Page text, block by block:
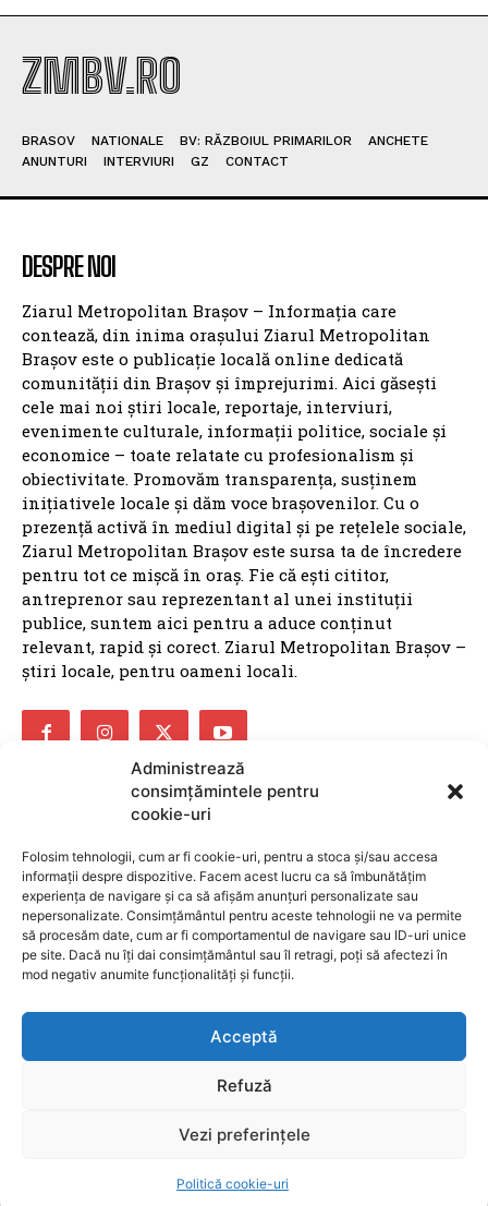
Administrează
consimțămintele pentru
cookie-uri
Folosim tehnologii, cum ar fi cookie-uri, pentru a stoca și/sau accesa
informații despre dispozitive. Facem acest lucru ca să îmbunătățim
experiența de navigare și ca să afișăm anunțuri personalizate sau
nepersonalizate. Consimțământul pentru aceste tehnologii ne va permite
să procesăm date, cum ar fi comportamentul de navigare sau ID-uri unice
pe site. Dacă nu îți dai consimțământul sau îl retragi, poți să afectezi în
mod negativ anumite funcționalități și funcții.
Acceptă
Refuză
Vezi preferințele
Politică cookie-uri
ZMBV.RO
BRASOV NATIONALE BV: RĂZBOIUL PRIMARILOR
ANCHETE
ANUNTURI
INTERVIURI GZ CONTACT
DESPRE NOI
Ziarul Metropolitan Brașov – Informația care
contează, din inima orașului Ziarul Metropolitan
Brașov este o publicație locală online dedicată
comunității din Brașov și împrejurimi. Aici găsești
cele mai noi știri locale, reportaje, interviuri,
evenimente culturale, informații politice, sociale și
economice – toate relatate cu profesionalism și
obiectivitate. Promovăm transparența, susținem
inițiativele locale și dăm voce brașovenilor. Cu o
prezență activă în mediul digital și pe rețelele sociale,
Ziarul Metropolitan Brașov este sursa ta de încredere
pentru tot ce mișcă în oraș. Fie că ești cititor,
antreprenor sau reprezentant al unei instituții
publice, suntem aici pentru a aduce conținut
relevant, rapid și corect. Ziarul Metropolitan Brașov –
știri locale, pentru oameni locali.
FOTO Lecții de preistorie, modelaj în lut și vizite la
galerie: Atelierele de vară ale unui muzeu
brașovean, un real succes
BRASOV 6 august 2026
Dronă cu explozibili descoperită pe aeroportul din
Leipzig, lângă patru avioane ucrainene
SURSE LOCALE
Pacienții cu diabet de la Spitalul Municipal Săcele
6 august 2026